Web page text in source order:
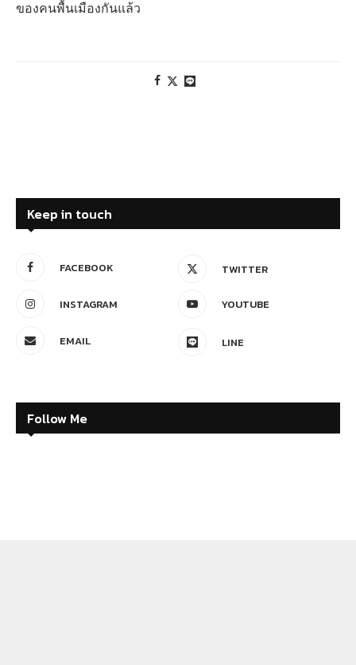
ของคนพื้นเมืองกันแล้ว
Keep in touch
FACEBOOK TWITTER
INSTAGRAM YOUTUBE
EMAIL LINE
Follow Me